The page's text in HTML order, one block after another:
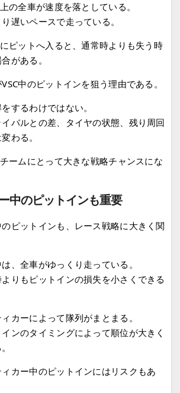
の全車が速度を落としている。
遅いペースで走っている。
ピットへ入ると、通常時よりも失う時
がある。
中のピットインを狙う理由である。
するわけではない。
バルとの差、タイヤの状態、残り周回
わる。
ームにとって大きな戦略チャンスにな
中のピットインも重要
ピットインも、レース戦略に大きく関
、全車がゆっくり走っている。
りもピットインの損失を小さくできる
カーによって隊列がまとまる。
ンのタイミングによって順位が大きく
カー中のピットインにはリスクもあ